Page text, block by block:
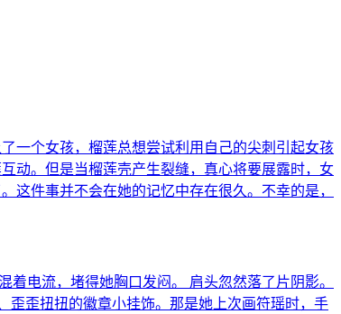
一个女孩，榴莲总想尝试利用自己的尖刺引起女孩
动。但是当榴莲壳产生裂缝，真心将要展露时，女
件事并不会在她的记忆中存在很久。不幸的是，
电流，堵得她胸口发闷。 肩头忽然落了片阴影。
歪扭扭的徽章小挂饰。那是她上次画符瑶时，手